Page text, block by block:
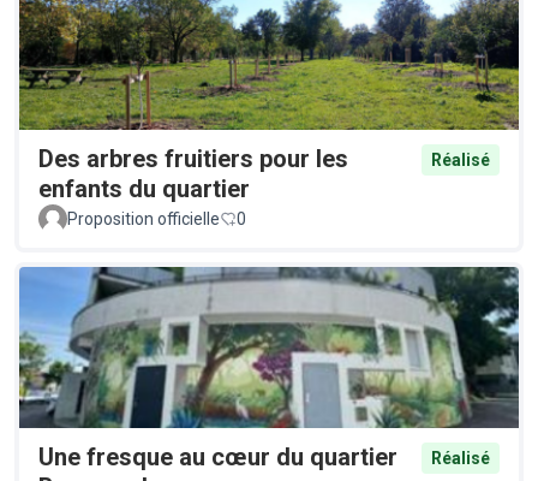
Des arbres fruitiers pour les
enfants du quartier
Réalisé
Proposition officielle 0
Une fresque au cœur du quartier
Réalisé